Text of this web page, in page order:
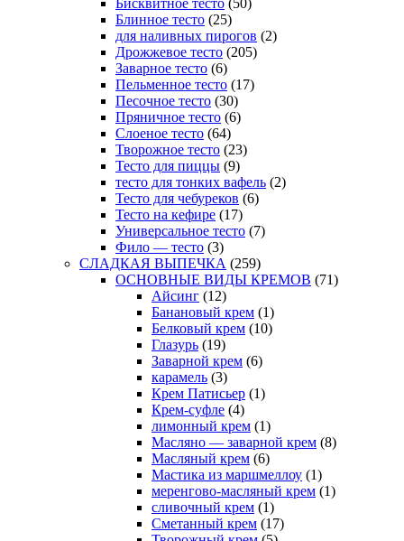
Блинное тесто (25)
для наливных пирогов (2)
Дрожжевое тесто (205)
Заварное тесто (6)
Пельменное тесто (17)
Песочное тесто (30)
Пряничное тесто (6)
Слоеное тесто (64)
Творожное тесто (23)
Тесто для пиццы (9)
тесто для тонких вафель (2)
Тесто для чебуреков (6)
Тесто на кефире (17)
Универсальное тесто (7)
Фило — тесто (3)
СЛАДКАЯ ВЫПЕЧКА (259)
ОСНОВНЫЕ ВИДЫ КРЕМОВ (71)
Айсинг (12)
Банановый крем (1)
Белковый крем (10)
Глазурь (19)
Заварной крем (6)
карамель (3)
Крем Патисьер (1)
Крем-суфле (4)
лимонный крем (1)
Масляно — заварной крем (8)
Масляный крем (6)
Мастика из маршмеллоу (1)
меренгово-масляный крем (1)
сливочный крем (1)
Сметанный крем (17)